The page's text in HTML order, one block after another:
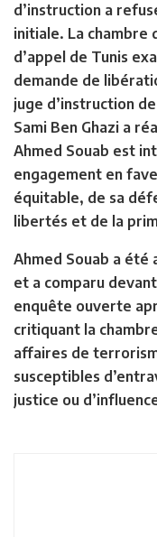
d’instruction a
initiale. La chambre
d’appel de Tunis
demande de
juge d’instruction
Sami Ben Ghazi a
Ahmed Souab est
engagement en
équitable, de sa
libertés et de la
Ahmed Souab a
et a comparu
enquête ouverte
critiquant la
affaires de
susceptibles
justice ou